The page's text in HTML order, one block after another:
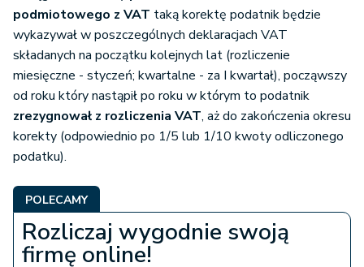
podmiotowego z VAT taką korektę podatnik będzie
wykazywał w poszczególnych deklaracjach VAT
składanych na początku kolejnych lat (rozliczenie
miesięczne - styczeń; kwartalne - za I kwartał), począwszy
od roku który nastąpił po roku w którym to podatnik
zrezygnował z rozliczenia VAT, aż do zakończenia okresu
korekty (odpowiednio po 1/5 lub 1/10 kwoty odliczonego
podatku).
POLECAMY
Rozliczaj wygodnie swoją
firmę online!